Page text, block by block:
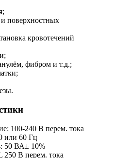
поверхностных
кровотечений
фибром и т.д.;
100-240 В перем. тока
или 60 Гц
50 ВА± 10%
250 В перем. тока